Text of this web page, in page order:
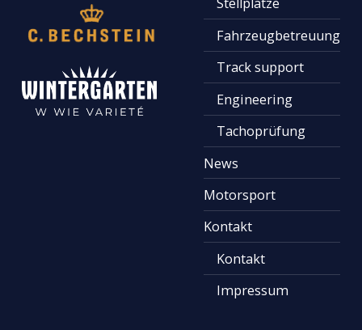
Fahrzeugbetreuung
Track support
Engineering
Tachoprüfung
News
Motorsport
Kontakt
Kontakt
Impressum